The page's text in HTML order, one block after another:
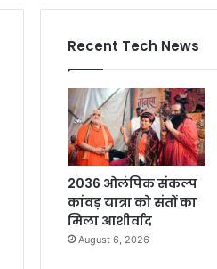
Recent Tech News
2036 ओलंपिक संकल्प
कांवड़ यात्रा को संतों का
मिला आशीर्वाद
August 6, 2026